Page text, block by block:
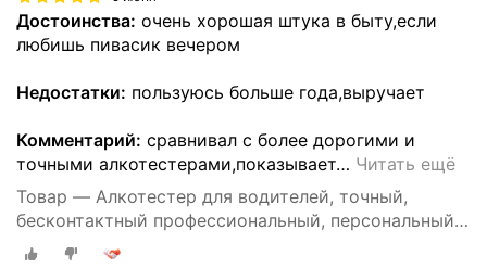
Достоинства: очень хорошая штука в быту,если
любишь пивасик вечером
Недостатки: пользуюсь больше года,выручает
Комментарий: сравнивал с более дорогими и
точными алкотестерами,показывает… Читать ещё
Товар — Алкотестер для водителей, точный,
бесконтактный профессиональный, персональный
DG shop